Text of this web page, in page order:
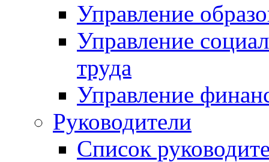
Управление
Управление
труда
Управление
Руководители
Список